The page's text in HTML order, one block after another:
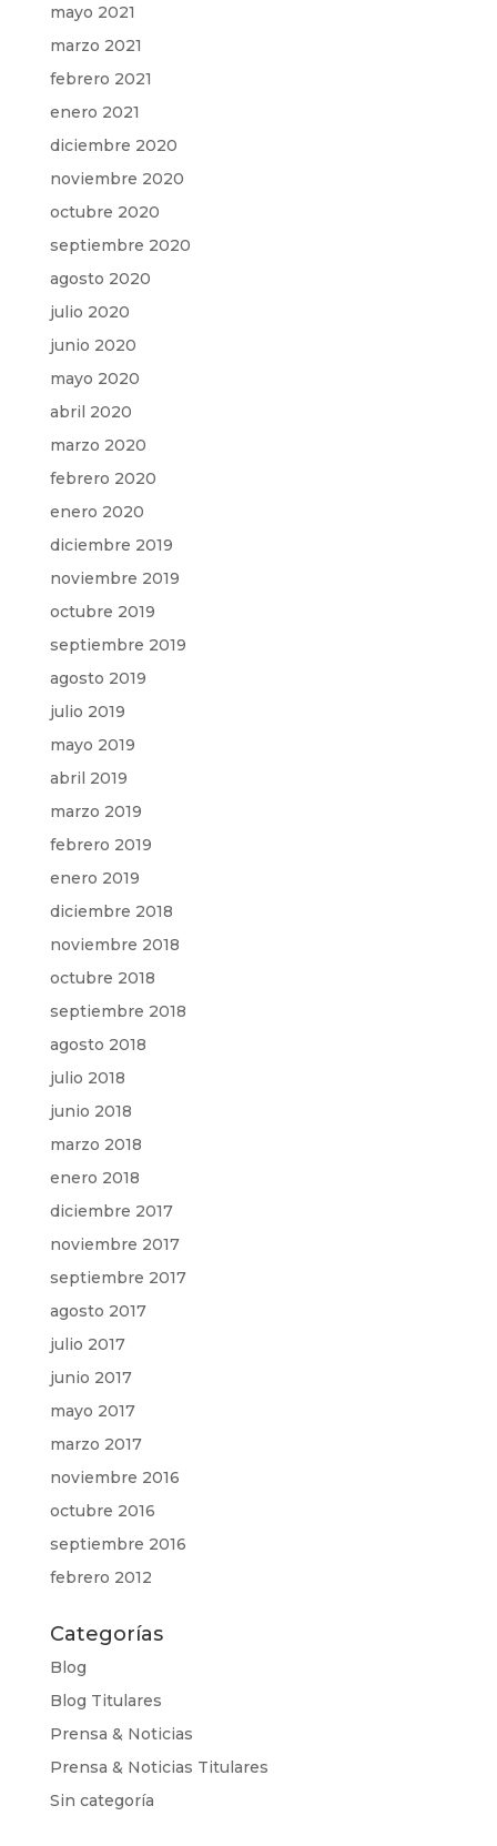
mayo 2021
marzo 2021
febrero 2021
enero 2021
diciembre 2020
noviembre 2020
octubre 2020
septiembre 2020
agosto 2020
julio 2020
junio 2020
mayo 2020
abril 2020
marzo 2020
febrero 2020
enero 2020
diciembre 2019
noviembre 2019
octubre 2019
septiembre 2019
agosto 2019
julio 2019
mayo 2019
abril 2019
marzo 2019
febrero 2019
enero 2019
diciembre 2018
noviembre 2018
octubre 2018
septiembre 2018
agosto 2018
julio 2018
junio 2018
marzo 2018
enero 2018
diciembre 2017
noviembre 2017
septiembre 2017
agosto 2017
julio 2017
junio 2017
mayo 2017
marzo 2017
noviembre 2016
octubre 2016
septiembre 2016
febrero 2012
Categorías
Blog
Blog Titulares
Prensa & Noticias
Prensa & Noticias Titulares
Sin categoría